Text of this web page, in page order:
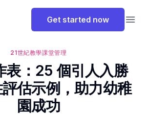
Get started now
21世紀教學課堂管理
表：25 個引人入勝
估示例，助力幼稚
園成功